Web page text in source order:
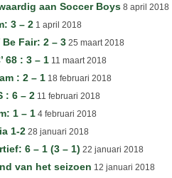
aan Soccer Boys 8 april 2018
3 – 2 1 april 2018
Be Fair: 2 – 3 25 maart 2018
68 : 3 – 1 11 maart 2018
: 2 – 1 18 februari 2018
: 6 – 2 11 februari 2018
1 – 1 4 februari 2018
1-2 28 januari 2018
6 – 1 (3 – 1) 22 januari 2018
van het seizoen 12 januari 2018